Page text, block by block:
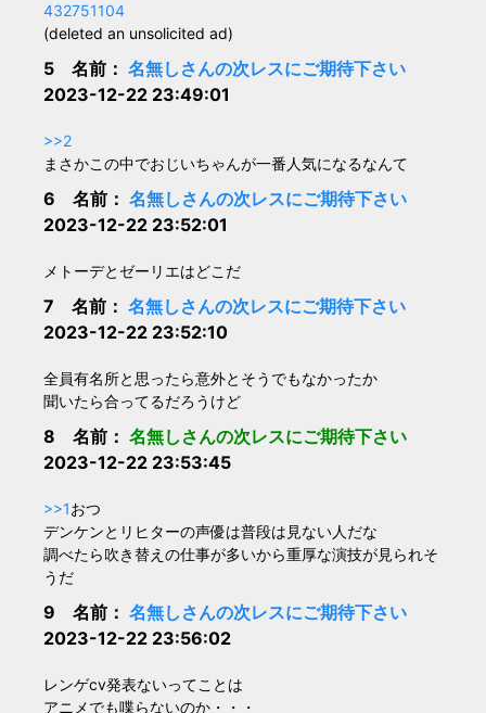
432751104
(deleted an unsolicited ad)
5 名前： 名無しさんの次レスにご期待下さい
2023-12-22 23:49:01
>>2
まさかこの中でおじいちゃんが一番人気になるなんて
6 名前： 名無しさんの次レスにご期待下さい
2023-12-22 23:52:01
メトーデとゼーリエはどこだ
7 名前： 名無しさんの次レスにご期待下さい
2023-12-22 23:52:10
全員有名所と思ったら意外とそうでもなかったか
聞いたら合ってるだろうけど
8 名前： 名無しさんの次レスにご期待下さい
2023-12-22 23:53:45
>>1おつ
デンケンとリヒターの声優は普段は見ない人だな
調べたら吹き替えの仕事が多いから重厚な演技が見られそ
うだ
9 名前： 名無しさんの次レスにご期待下さい
2023-12-22 23:56:02
レンゲcv発表ないってことは
アニメでも喋らないのか・・・